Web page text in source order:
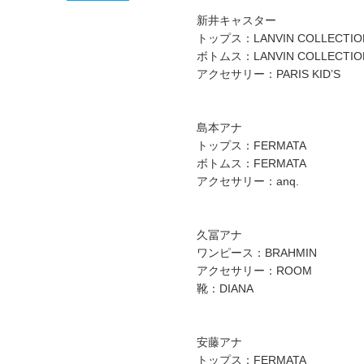
新井キャスター
トップス：LANVIN
ボトムス：LANVIN
アクセサリー：PARIS KID’S
島本アナ
トップス：FERMATA
ボトムス：FERMATA
アクセサリー：anq.
久冨アナ
ワンピース：BRAHMIN
アクセサリー：ROOM
靴：DIANA
安藤アナ
トップス：FERMATA